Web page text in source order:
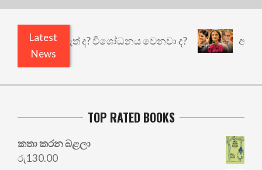
Latest
News
කුඩු නැත් ද? විශෝධනය වෙනවා ද? අභිසාරී:
TOP RATED BOOKS
කතා කරන බළලා
රු130.00